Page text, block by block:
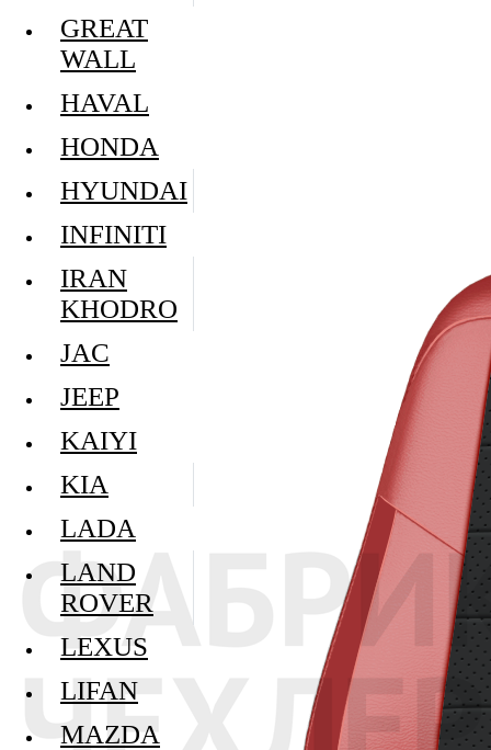
GREAT
WALL
HAVAL
HONDA
HYUNDAI
INFINITI
IRAN
KHODRO
JAC
JEEP
KAIYI
KIA
LADA
LAND
ROVER
LEXUS
LIFAN
MAZDA